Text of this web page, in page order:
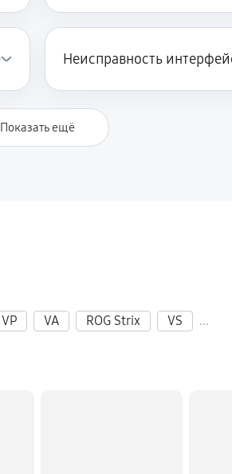
Неисправность
Показать ещё
VP VA ROG Strix VS
...